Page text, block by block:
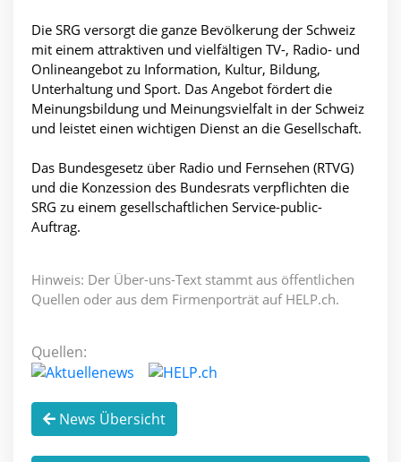
Die SRG versorgt die ganze Bevölkerung der Schweiz
mit einem attraktiven und vielfältigen TV-, Radio- und
Onlineangebot zu Information, Kultur, Bildung,
Unterhaltung und Sport. Das Angebot fördert die
Meinungsbildung und Meinungsvielfalt in der Schweiz
und leistet einen wichtigen Dienst an die Gesellschaft.
Das Bundesgesetz über Radio und Fernsehen (RTVG)
und die Konzession des Bundesrats verpflichten die
SRG zu einem gesellschaftlichen Service-public-
Auftrag.
Hinweis: Der Über-uns-Text stammt aus öffentlichen
Quellen oder aus dem Firmenporträt auf HELP.ch.
Quellen:
News Übersicht